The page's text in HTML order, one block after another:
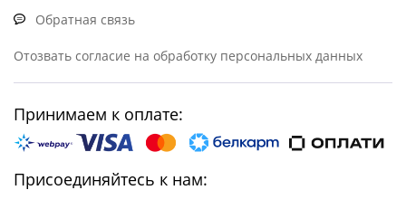
Обратная связь
Отозвать согласие на обработку персональных данных
Принимаем к оплате:
Присоединяйтесь к нам: